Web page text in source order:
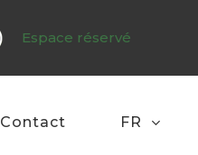
Espace réservé
Contact FR